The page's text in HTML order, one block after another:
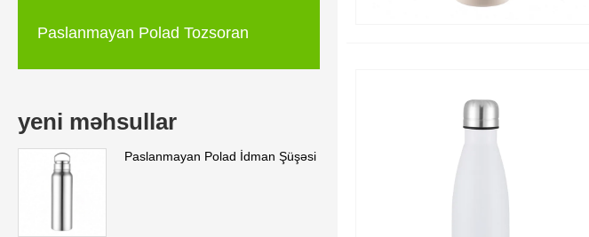
Paslanmayan Polad Tozsoran
yeni məhsullar
Paslanmayan Polad İdman Şüşəsi